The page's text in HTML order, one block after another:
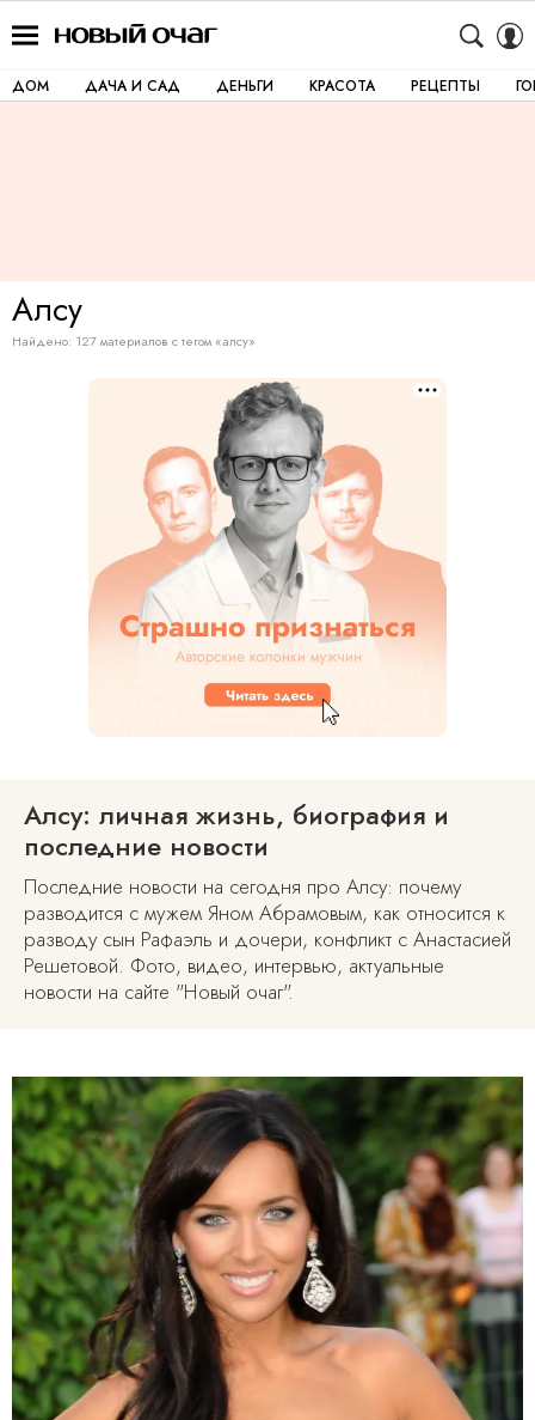
ДОМ ДАЧА И САД ДЕНЬГИ КРАСОТА РЕЦЕПТЫ
Алсу
Найдено: 127 материалов с тегом «алсу»
Алсу: личная жизнь, биография и
последние новости
Последние новости на сегодня про Алсу: почему
разводится с мужем Яном Абрамовым, как относится к
разводу сын Рафаэль и дочери, конфликт с Анастасией
Решетовой. Фото, видео, интервью, актуальные
новости на сайте "Новый очаг".